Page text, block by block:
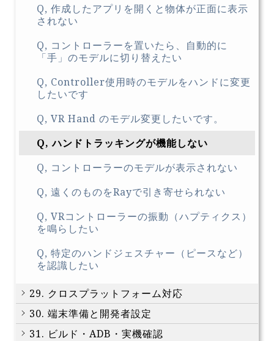
Q, 作成したアプリを開くと物体が正面に表示
されない
Q, コントローラーを置いたら、自動的に
「手」のモデルに切り替えたい
Q, Controller使用時のモデルをハンドに変更
したいです
Q, VR Hand のモデル変更したいです。
Q, ハンドトラッキングが機能しない
Q, コントローラーのモデルが表示されない
Q, 遠くのものをRayで引き寄せられない
Q, VRコントローラーの振動（ハプティクス）
を鳴らしたい
Q, 特定のハンドジェスチャー（ピースなど）
を認識したい
29. クロスプラットフォーム対応
30. 端末準備と開発者設定
31. ビルド・ADB・実機確認